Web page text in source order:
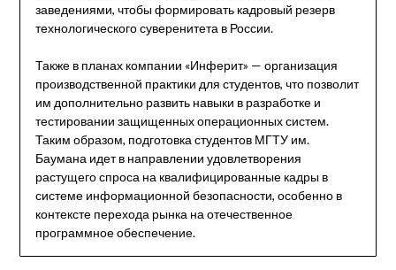
заведениями, чтобы формировать кадровый резерв
технологического суверенитета в России.
Также в планах компании «Инферит» — организация
производственной практики для студентов, что позволит
им дополнительно развить навыки в разработке и
тестировании защищенных операционных систем.
Таким образом, подготовка студентов МГТУ им.
Баумана идет в направлении удовлетворения
растущего спроса на квалифицированные кадры в
системе информационной безопасности, особенно в
контексте перехода рынка на отечественное
программное обеспечение.